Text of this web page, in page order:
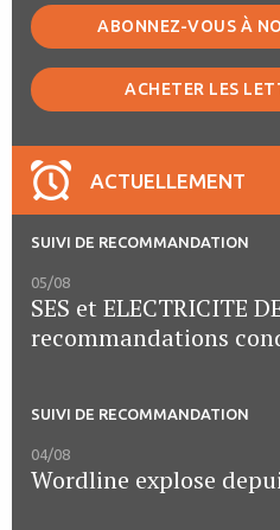
ABONNEZ-VOUS À
ACHETER LES
ACTUELLEMENT
SUIVI DE RECOMMANDATION
05/08
SES et ELECTRICITE
recommandations
SUIVI DE RECOMMANDATION
04/08
Wordline explose